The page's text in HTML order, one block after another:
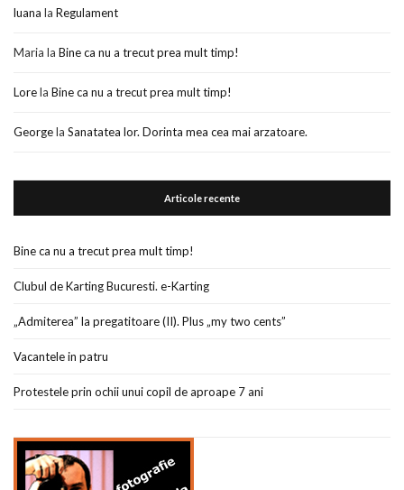
luana la Regulament
Maria la Bine ca nu a trecut prea mult timp!
Lorela Bine ca nu a trecut prea mult timp!
Georgela Sanatatea lor. Dorinta mea cea mai arzatoare.
Articole recente
Bine ca nu a trecut prea mult timp!
Clubul de Karting Bucuresti. e-Karting
„Admiterea” la pregatitoare (II). Plus „my two cents”
Vacantele in patru
Protestele prin ochii unui copil de aproape 7 ani